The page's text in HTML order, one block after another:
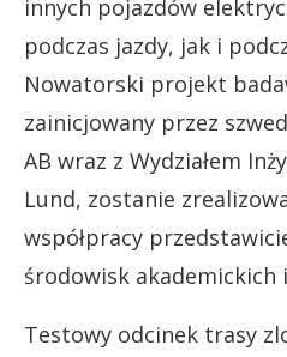
innych pojazdów
podczas jazdy, jak i
Nowatorski projekt
zainicjowany przez
AB wraz z Wydziałem
Lund, zostanie
współpracy
środowisk
Testowy odcinek trasy